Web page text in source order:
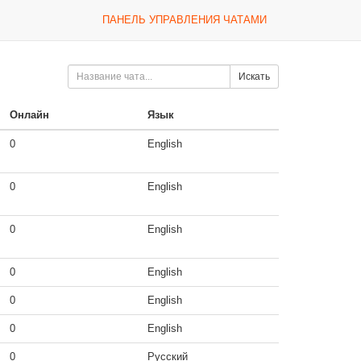
ПАНЕЛЬ УПРАВЛЕНИЯ ЧАТАМИ
Искать
Онлайн Язык
0 English
0 English
0 English
0 English
0 English
0 English
0 Русский